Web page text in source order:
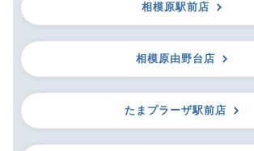
相模原駅前店
相模原由野台店
たまプラーザ駅前店